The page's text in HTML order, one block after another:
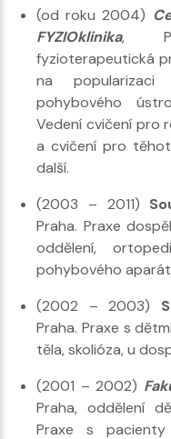
(od roku 2004)
FYZIOklinika,
fyzioterapeutická
na popularizaci
pohybového
Vedení cvičení pro
a cvičení pro
další.
(2003 – 2011)
Praha. Praxe
oddělení,
pohybového
(2002 – 2003)
Praha. Praxe s
těla, skolióza, u
(2001 – 2002)
Praha, oddělení
Praxe s pacienty